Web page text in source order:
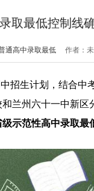
取最低控制线
通高中录取最低 作者：
招生计划，结合
兰州六十一中新
级示范性高中录取最